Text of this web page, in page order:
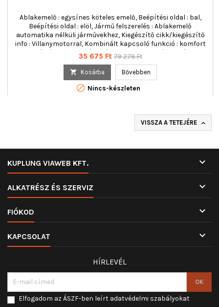
Ablakemelő : egysínes köteles emelő, Beépítési oldal : bal,
Beépítési oldal : elöl, Jármű felszerelés : Ablakemelő
automatika nélküli járművekhez, Kiegészítő cikk/kiegészítő
info : Villanymotorral, Kombinált kapcsoló funkció : komfort
funkció nélkül, Működési mód : elektromos, pólusszám : 9,
Tömeg [kg] : 1,38
Ár
35 675 Ft Normál
79 278 Ft
 Kosárba Bővebben
 Nincs-készleten
VISSZA A TETEJÉRE 
KUPLUNG VIAWEB KFT. 
ALKATRÉSZ ÉS SZERVIZ 
FIÓKOD 
KAPCSOLAT 
HÍRLEVÉL
Elfogadom az ÁSZF-ben leírt adatvédelmi szabályokat